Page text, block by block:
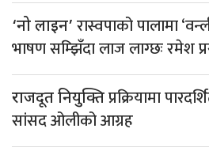
‘नो लाइन’ रास्वपाको पालामा
भाषण सम्झिँदा लाज लाग्छः रमेश
राजदूत नियुक्तिप्रक्रियामा
सांसद ओलीको आग्रह